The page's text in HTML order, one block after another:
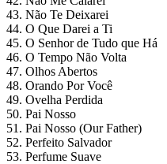
43. Não Te Deixarei
44. O Que Darei a Ti
45. O Senhor de Tudo que Há
46. O Tempo Não Volta
47. Olhos Abertos
48. Orando Por Você
49. Ovelha Perdida
50. Pai Nosso
51. Pai Nosso (Our Father)
52. Perfeito Salvador
53. Perfume Suave